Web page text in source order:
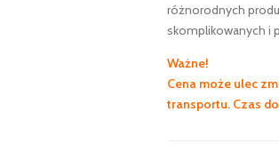
różnorodnych
skomplikowanych i
Ważne!
Cena może ulec
transportu. Czas